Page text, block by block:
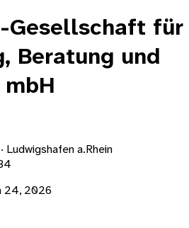
für
Beratung und
Ludwigshafen a.Rhein
24, 2026